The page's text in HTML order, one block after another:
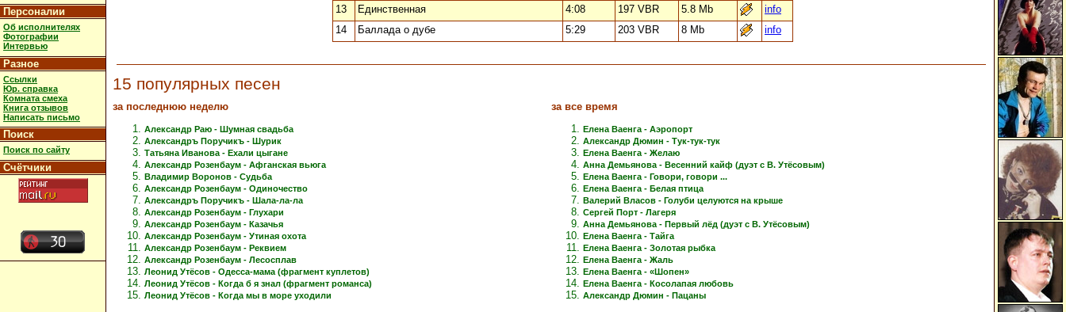
Персоналии
Об исполнителях
Фотографии
Интервью
Разное
Ссылки
Юр. справка
Комната смеха
Книга отзывов
Написать письмо
Поиск
Поиск по сайту
Счётчики
13
Единственная 4:08 197 VBR 5.8 Mb
info
14
Баллада о дубе 5:29 203 VBR 8 Mb info
15 популярных песен
за последнюю неделю
Александр Раю - Шумная свадьба
Александръ Поручикъ - Шурик
Татьяна Иванова - Ехали цыгане
Александр Розенбаум - Афганская вьюга
Владимир Воронов - Судьба
Александр Розенбаум - Одиночество
Александръ Поручикъ - Шала-ла-ла
Александр Розенбаум - Глухари
Александр Розенбаум - Казачья
Александр Розенбаум - Утиная охота
Александр Розенбаум - Реквием
Александр Розенбаум - Лесосплав
Леонид Утёсов - Одесса-мама (фрагмент куплетов)
Леонид Утёсов - Когда б я знал (фрагмент романса)
Леонид Утёсов - Когда мы в море уходили
за все время
Елена Ваенга - Аэропорт
Александр Дюмин - Тук-тук-тук
Елена Ваенга - Желаю
Анна Демьянова - Весенний кайф (дуэт с В. Утёсовым)
Елена Ваенга - Говори, говори ...
Елена Ваенга - Белая птица
Валерий Власов - Голуби целуются на крыше
Сергей Порт - Лагеря
Анна Демьянова - Первый лёд (дуэт с В. Утёсовым)
Елена Ваенга - Тайга
Елена Ваенга - Золотая рыбка
Елена Ваенга - Жаль
Елена Ваенга - «Шопен»
Елена Ваенга - Косолапая любовь
Александр Дюмин - Пацаны